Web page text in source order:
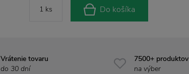
Do košíka
Vrátenie tovaru
do 30 dní
7500+ produktov
na výber